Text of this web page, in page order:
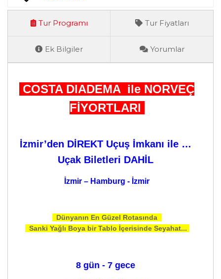
Tur Programı Tur Fiyatları
Ek Bilgiler Yorumlar
COSTA DIADEMA ile NORVEÇ
FİYORTLARI
İzmir’den DİREKT Uçuş İmkanı ile …
Uçak Biletleri DAHİL
İzmir – Hamburg - İzmir
Dünyanın En Güzel Rotasında
Sanki Yağlı Boya bir Tablo İçerisinde Seyahat...
8 gün - 7 gece